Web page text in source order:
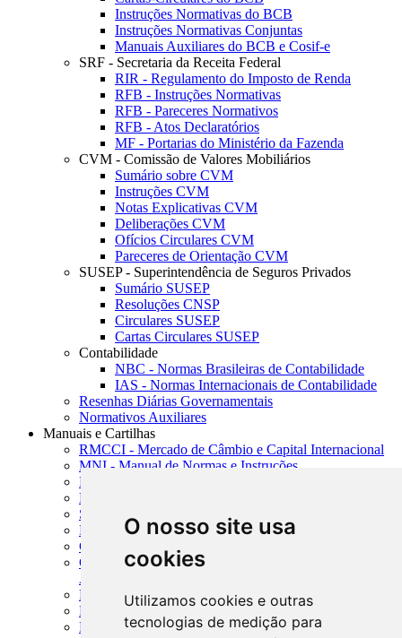
O nosso site usa
cookies
Utilizamos cookies e outras
tecnologias de medição para
Instruções Normativas do BCB
Instruções Normativas Conjuntas
Manuais Auxiliares do BCB e Cosif-e
SRF - Secretaria da Receita Federal
RIR - Regulamento do Imposto de Renda
RFB - Instruções Normativas
RFB - Pareceres Normativos
RFB - Atos Declaratórios
MF - Portarias do Ministério da Fazenda
CVM - Comissão de Valores Mobiliários
Sumário sobre CVM
Instruções CVM
Notas Explicativas CVM
Deliberações CVM
Ofícios Circulares CVM
Pareceres de Orientação CVM
SUSEP - Superintendência de Seguros Privados
Sumário SUSEP
Resoluções CNSP
Circulares SUSEP
Cartas Circulares SUSEP
Contabilidade
NBC - Normas Brasileiras de Contabilidade
IAS - Normas Internacionais de Contabilidade
Resenhas Diárias Governamentais
Normativos Auxiliares
Manuais e Cartilhas
RMCCI - Mercado de Câmbio e Capital Internacional
MNI - Manual de Normas e Instruções
MTVM - Manual de Títulos e Valores Mobiliários
MCR - Manual de Crédito Rural
SISORF - Manual de Organização do SFN
MASUP - Manual de Supervisão Bancária
CADOC - Catálogo de Documentos
CNAE-CONCLA - Classificação Nacional de
Atividades Econômicas
PMF - Cartilhas do BCB
Manuais Auxiliares do BCB e Cosif-e
Resenhas Diárias Governamentais